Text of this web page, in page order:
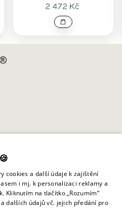
2 472 Kč
cookies a další údaje k zajištění
i mj. k personalizaci reklamy a
Kliknutím na tlačítko „Rozumím“
dalších údajů vč. jejich předání pro